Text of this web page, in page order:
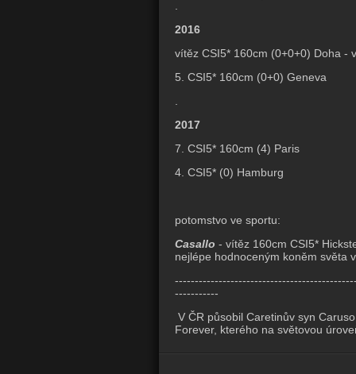
2016
vítěz CSI5* 160cm (0+0+0) Doha -
5. CSI5* 160cm (0+0) Geneva
2017
7. CSI5* 160cm (4) Paris
4. CSI5* (0) Hamburg
potomstvo ve sportu:
Casallo - vítěz 160cm CSI5*
nejlépe hodnoceným koněm světa
-----------
V ČR působil Caretinův syn
Forever, kterého na světovou